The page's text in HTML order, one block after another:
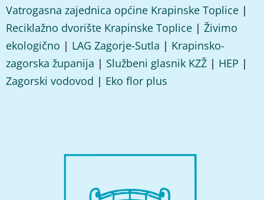
Vatrogasna zajednica općine Krapinske Toplice |
Reciklažno dvorište Krapinske Toplice | Živimo
ekologično | LAG Zagorje-Sutla | Krapinsko-
zagorska županija | Službeni glasnik KZŽ | HEP |
Zagorski vodovod | Eko flor plus